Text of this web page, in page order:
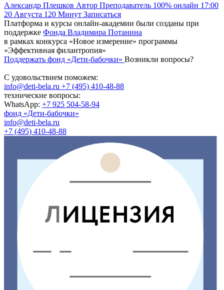
Александр Плешков Автор Преподаватель 100% онлайн 17:00
20 Августа 120 Минут Записаться
Платформа и курсы онлайн-академии были созданы при
поддержке Фонда Владимира Потанина
в рамках конкурса «Новое измерение» программы
«Эффективная филантропия»
Поддержать фонд «Дети-бабочки» Возникли вопросы?
С удовольствием поможем:
info@deti-bela.ru +7 (495) 410-48-88
технические вопросы:
WhatsApp: +7 925 504-58-94
фонд «Дети-бабочки»
info@deti-bela.ru
+7 (495) 410-48-88